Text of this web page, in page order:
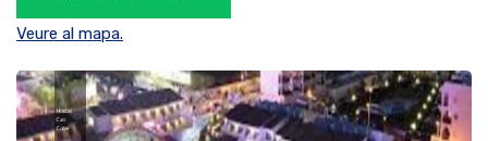
Veure al mapa.